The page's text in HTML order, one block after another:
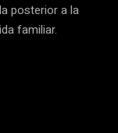
posterior a la
familiar.